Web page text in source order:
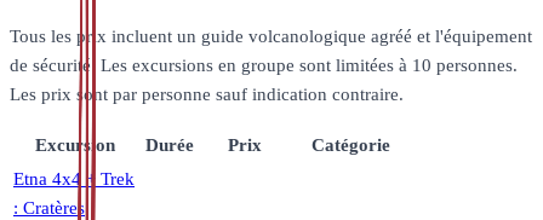
Tous les prix incluent un guide volcanologique agréé et l'équipement
de sécurité. Les excursions en groupe sont limitées à 10 personnes.
Les prix sont par personne sauf indication contraire.
Excursion Durée Prix
Catégorie
Etna 4x4 + Trek
: Cratères